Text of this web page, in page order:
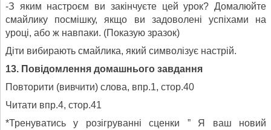
-З яким настроєм ви закінчуєте цей урок? Домалюйте
смайлику посмішку, якщо ви задоволені успіхами на
уроці, або ж навпаки. (Показую зразок)
Діти вибирають смайлика, який символізує настрій.
13. Повідомлення домашнього завдання
Повторити (вивчити) слова, впр.1, стор.40
Читати впр.4, стор.41
*Тренуватись у розігруванні сценки ” Я ваш новий